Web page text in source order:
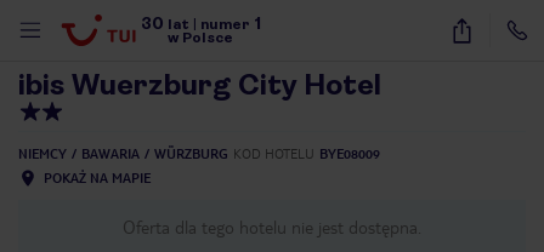
30 lat numer 1
w Polsce
40
ibis Wuerzburg City Hotel
NIEMCY BAWARIA WÜRZBURG KOD HOTELU BYE08009
POKAŻ NA MAPIE
Oferta dla tego hotelu nie jest dostępna.